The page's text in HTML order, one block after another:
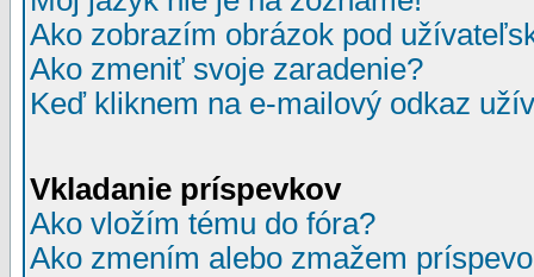
Ako zobrazím obrázok pod
Ako zmeniť svoje zaradenie?
Keď kliknem na e-mailový odkaz
Vkladanie príspevkov
Ako vložím tému do fóra?
Ako zmením alebo zmažem